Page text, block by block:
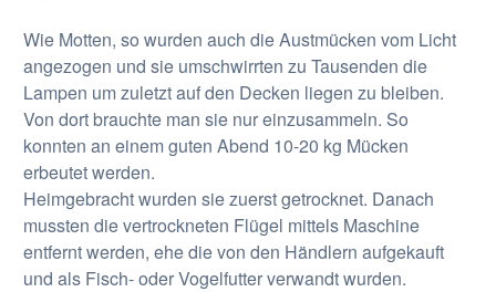
Wie Motten, so wurden auch die Austmücken vom Licht
angezogen und sie umschwirrten zu Tausenden die
Lampen um zuletzt auf den Decken liegen zu bleiben.
Von dort brauchte man sie nur einzusammeln. So
konnten an einem guten Abend 10-20 kg Mücken
erbeutet werden.
Heimgebracht wurden sie zuerst getrocknet. Danach
mussten die vertrockneten Flügel mittels Maschine
entfernt werden, ehe die von den Händlern aufgekauft
und als Fisch- oder Vogelfutter verwandt wurden.